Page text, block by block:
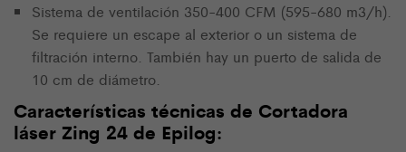
Sistema de ventilación 350-400 CFM (595-680 m3/h).
Se requiere un escape al exterior o un sistema de
filtración interno. También hay un puerto de salida de
10 cm de diámetro.
Características técnicas de Cortadora
láser Zing 24 de Epilog: